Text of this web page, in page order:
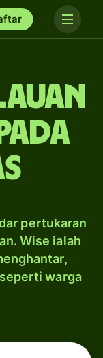
pertukaran
Wise ialah
warga